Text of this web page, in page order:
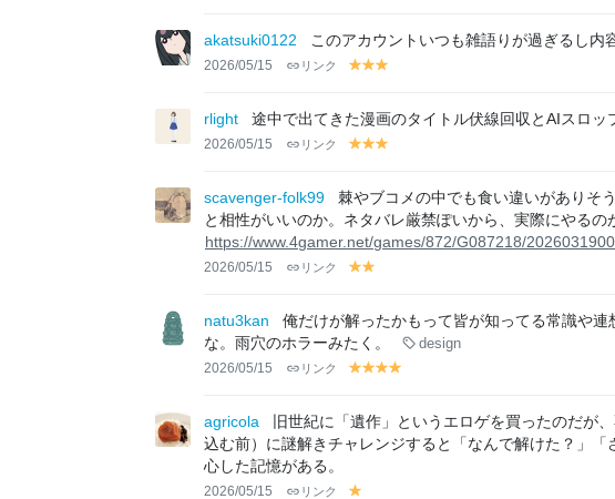
lo
w
lo
w
lo
w
akatsuki0122 このアカウントいつも雑語りが過ぎるし内
2026/05/15 リンク
y
lo
w
y
lo
w
lo
w
rlight 途中で出てきた漫画のタイトル伏線回収とAIスロ
2026/05/15 リンク
y
lo
w
y
lo
w
lo
w
scavenger-folk99
棘やブコメの中でも食い違いがありそ
と相性がいいのか。ネタバレ厳禁ぽいから、実際にやるの
https://www.4gamer.net/games/872/G087218/
2026/05/15 リンク
y
lo
w
w
natu3kan
俺だけが解ったかもって皆が知ってる常識や
な。雨穴のホラーみたく。
design
2026/05/15 リンク
y
lo
w
y
lo
w
y
lo
w
lo
w
agricola
旧世紀に「遺作」というエロゲを買ったのだが
込む前）に謎解きチャレンジすると「なんで解けた？」
心した記憶がある。
2026/05/15 リンク